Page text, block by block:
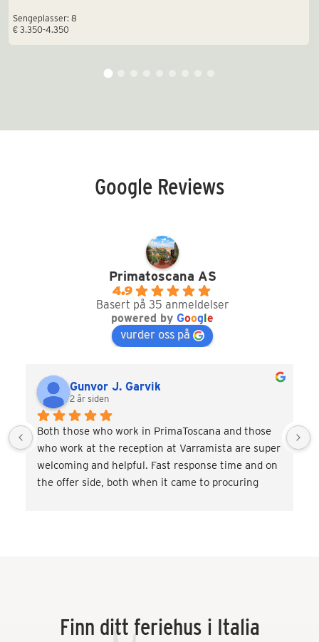
Sengeplasser: 8
€ 3.350-4.350
Google Reviews
Primatoscana AS
4.9
Basert på 35 anmeldelser
powered by Google
vurder oss på
Gunvor J. Garvik
2 år siden
Both those who work in PrimaToscana and those
who work at the reception at Varramista are super
welcoming and helpful. Fast response time and on
the offer side, both when it came to procuring
Finn ditt feriehus i Italia